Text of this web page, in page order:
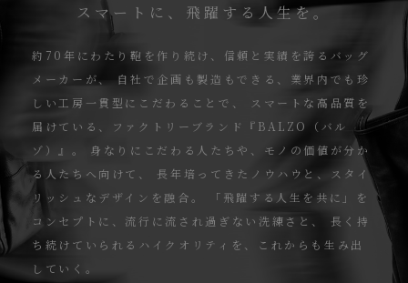
スマートに、飛躍する人生を。
約70年にわたり鞄を作り続け、信頼と実績を誇るバッグ
メーカーが、
自社で企画も製造もできる、業界内でも珍
しい工房一貫型にこだわることで、
スマートな高品質を
届けている、ファクトリーブランド『BALZO（バル
ゾ）』。
身なりにこだわる人たちや、モノの価値が分か
る人たちへ向けて、
長年培ってきたノウハウと、スタイ
リッシュなデザインを融合。
「飛躍する人生を共に」を
コンセプトに、流行に流され過ぎない洗練さと、
長く持
ち続けていられるハイクオリティを、これからも生み出
していく。